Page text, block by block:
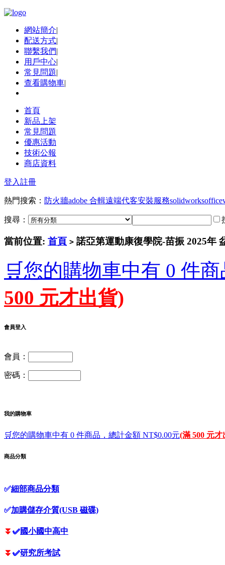
網站簡介|
配送方式|
聯繫我們|
用戶中心|
常見問題|
查看購物車|
首頁
新品上架
常見問題
優惠活動
技術公報
商店資料
登入註冊
熱門搜索： 防火牆adobe 合輯遠端代客安裝服務solidworksoffice
搜尋：
當前位置: 首頁 > 諾亞第運動康復學院-苗振 2025年
🛒您的購物車中有 0 件
500 元才出貨)
會員登入
會員：
密碼：
我的購物車
🛒您的購物車中有 0 件商品，總計金額 NT$0.00元(滿 500 元才
商品分類
✅細部商品分類
✅加購儲存介質(USB 磁碟)
⏬ ✅國小國中高中
⏬ ✅研究所考試